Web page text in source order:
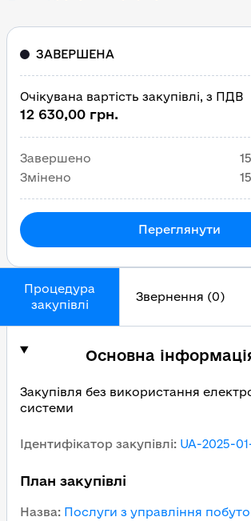
Процедура
закупівлі
Звернення (0)
Основна
Закупівля без використання
системи
Ідентифікатор закупівлі: UA-2025-
План закупівлі
Назва: Послуги з управління
ЗАВЕРШЕНА
Очікувана вартість закупівлі, з ПДВ
12 630,00 грн.
Завершено
Змінено
Переглянути